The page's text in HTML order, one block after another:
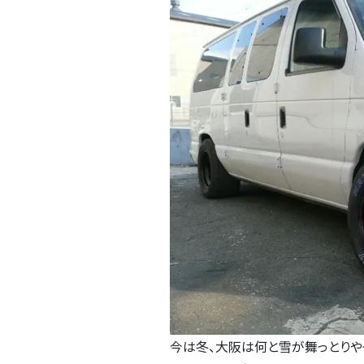
今は冬、大阪は何と雪が舞っとりや